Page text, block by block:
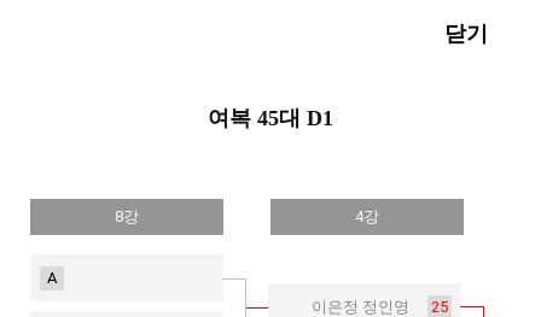
닫기
여복 45대 D1
8강 4강
A
이은정 정인영 25